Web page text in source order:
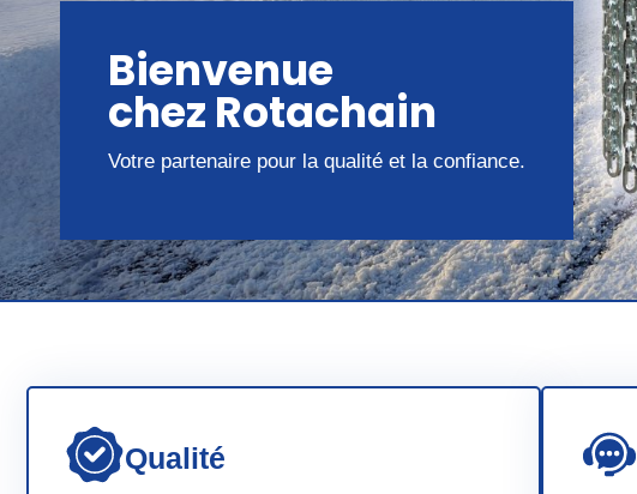
Bienvenue
chez Rotachain
Votre partenaire pour la qualité et la confiance.
Qualité